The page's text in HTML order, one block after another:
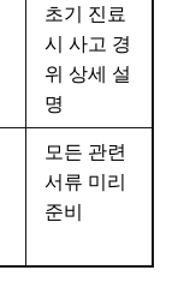
초기 진료
시 사고 경
위 상세 설
명
모든 관련
서류 미리
준비